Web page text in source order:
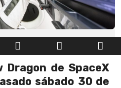
Dragon de SpaceX
sábado 30 de